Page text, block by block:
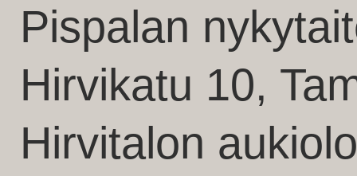
Pispalan
Hirvikatu 10,
Hirvitalon